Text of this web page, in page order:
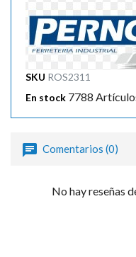
SKU ROS2311
En stock 7788
Comentarios (0)
No hay reseñas